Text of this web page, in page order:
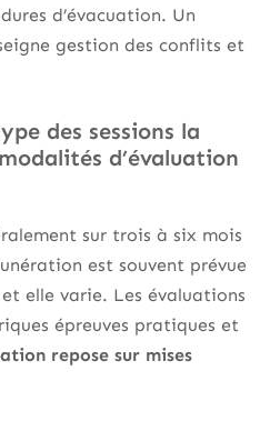
d’évacuation. Un
gestion des conflits et
des sessions la
d’évaluation
sur trois à six mois
est souvent prévue
elle varie. Les évaluations
épreuves pratiques et
repose sur mises